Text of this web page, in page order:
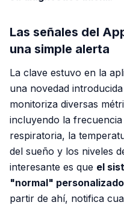
Las señales del
una simple alerta
La clave estuvo en la
una novedad
monitoriza diversas
incluyendo la
respiratoria, la
del sueño y los niveles
interesante es que el
"normal"
partir de ahí, notifica